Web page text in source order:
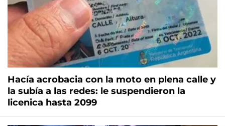
Hacía acrobacia con la moto en plena calle y
la subía a las redes: le suspendieron la
licenica hasta 2099